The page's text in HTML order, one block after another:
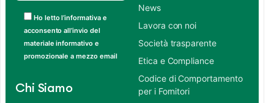
Ho letto l’informativa e
acconsento all’invio del
materiale informativo e
promozionale a mezzo email
Chi Siamo
News
Lavora con noi
Società trasparente
Etica e Compliance
Codice di Comportamento
per i Fornitori